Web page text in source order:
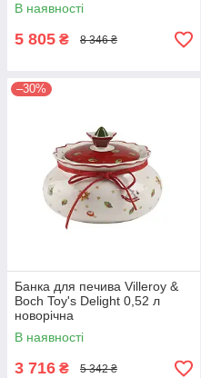
В наявності
5 805 ₴ 8 346 ₴
–30%
Банка для печива Villeroy &
Boch Toy's Delight 0,52 л
новорічна
В наявності
3 716 ₴ 5 342 ₴